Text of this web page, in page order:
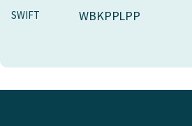
SWIFT WBKPPLPP